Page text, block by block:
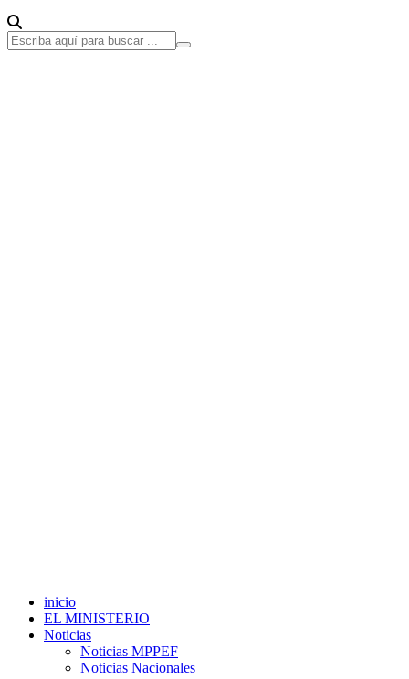
inicio
EL MINISTERIO
Noticias
Noticias MPPEF
Noticias Nacionales